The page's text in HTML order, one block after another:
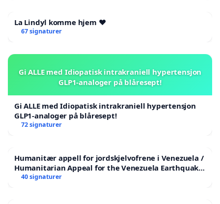
La Lindyl komme hjem ❤️
67 signaturer
Gi ALLE med Idiopatisk intrakraniell hypertensjon
GLP1-analoger på blåresept!
Gi ALLE med Idiopatisk intrakraniell hypertensjon
GLP1-analoger på blåresept!
72 signaturer
Humanitær appell for jordskjelvofrene i Venezuela /
Humanitarian Appeal for the Venezuela Earthquake
Victims
40 signaturer